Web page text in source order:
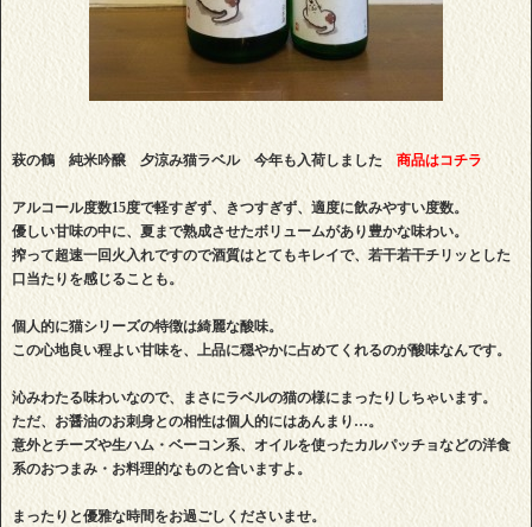
萩の鶴 純米吟醸 夕涼み猫ラベル 今年も入荷しました 商品はコチラ
アルコール度数15度で軽すぎず、きつすぎず、適度に飲みやすい度数。
優しい甘味の中に、夏まで熟成させたボリュームがあり豊かな味わい。
搾って超速一回火入れですので酒質はとてもキレイで、若干若干チリッとした
口当たりを感じることも。
個人的に猫シリーズの特徴は綺麗な酸味。
この心地良い程よい甘味を、上品に穏やかに占めてくれるのが酸味なんです。
沁みわたる味わいなので、まさにラベルの猫の様にまったりしちゃいます。
ただ、お醤油のお刺身との相性は個人的にはあんまり…。
意外とチーズや生ハム・ベーコン系、オイルを使ったカルパッチョなどの洋食
系のおつまみ・お料理的なものと合いますよ。
まったりと優雅な時間をお過ごしくださいませ。